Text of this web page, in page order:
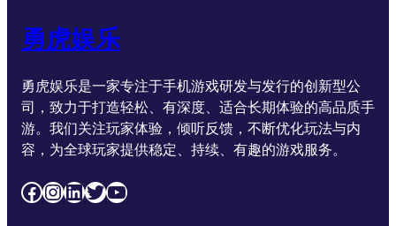
勇虎娱乐
勇虎娱乐是一家专注于手机游戏研发与发行的创新型公
司，致力于打造轻松、有深度、适合长期体验的高品质手
游。我们关注玩家体验，倾听反馈，不断优化玩法与内
容，为全球玩家提供稳定、持续、有趣的游戏服务。
Facebook InstagramLinkedIn Twitter YouTube